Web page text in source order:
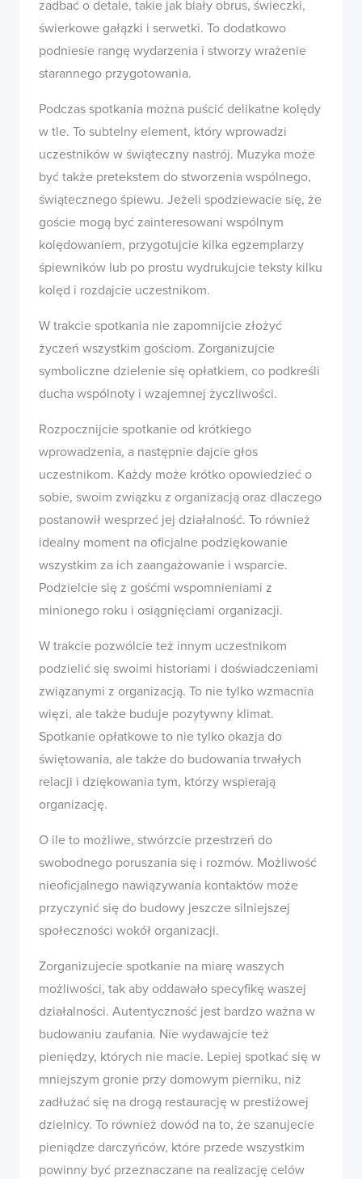
zadbać o detale, takie jak biały obrus, świeczki,
świerkowe gałązki i serwetki. To dodatkowo
podniesie rangę wydarzenia i stworzy wrażenie
starannego przygotowania.
Podczas spotkania można puścić delikatne kolędy
w tle. To subtelny element, który wprowadzi
uczestników w świąteczny nastrój. Muzyka może
być także pretekstem do stworzenia wspólnego,
świątecznego śpiewu. Jeżeli spodziewacie się, że
goście mogą być zainteresowani wspólnym
kolędowaniem, przygotujcie kilka egzemplarzy
śpiewników lub po prostu wydrukujcie teksty kilku
kolęd i rozdajcie uczestnikom.
W trakcie spotkania nie zapomnijcie złożyć
życzeń wszystkim gościom. Zorganizujcie
symboliczne dzielenie się opłatkiem, co podkreśli
ducha wspólnoty i wzajemnej życzliwości.
Rozpocznijcie spotkanie od krótkiego
wprowadzenia, a następnie dajcie głos
uczestnikom. Każdy może krótko opowiedzieć o
sobie, swoim związku z organizacją oraz dlaczego
postanowił wesprzeć jej działalność. To również
idealny moment na oficjalne podziękowanie
wszystkim za ich zaangażowanie i wsparcie.
Podzielcie się z gośćmi wspomnieniami z
minionego roku i osiągnięciami organizacji.
W trakcie pozwólcie też innym uczestnikom
podzielić się swoimi historiami i doświadczeniami
związanymi z organizacją. To nie tylko wzmacnia
więzi, ale także buduje pozytywny klimat.
Spotkanie opłatkowe to nie tylko okazja do
świętowania, ale także do budowania trwałych
relacji i dziękowania tym, którzy wspierają
organizację.
O ile to możliwe, stwórzcie przestrzeń do
swobodnego poruszania się i rozmów. Możliwość
nieoficjalnego nawiązywania kontaktów może
przyczynić się do budowy jeszcze silniejszej
społeczności wokół organizacji.
Zorganizujecie spotkanie na miarę waszych
możliwości, tak aby oddawało specyfikę waszej
działalności. Autentyczność jest bardzo ważna w
budowaniu zaufania. Nie wydawajcie też
pieniędzy, których nie macie. Lepiej spotkać się w
mniejszym gronie przy domowym pierniku, niż
zadłużać się na drogą restaurację w prestiżowej
dzielnicy. To również dowód na to, że szanujecie
pieniądze darczyńców, które przede wszystkim
powinny być przeznaczane na realizację celów